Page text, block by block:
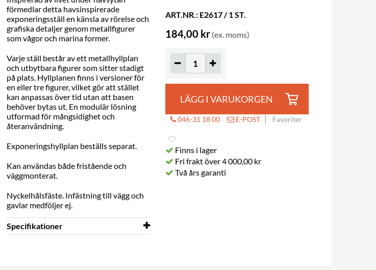
förmedlar detta havsinspirerade
exponeringsställ en känsla av rörelse och
grafiska detaljer genom metallfigurer
som vågor och marina former.
Varje ställ består av ett metallhyllplan
och utbytbara figurer som sitter stadigt
på plats. Hyllplanen finns i versioner för
en eller tre figurer, vilket gör att stället
kan anpassas över tid utan att basen
behöver bytas ut. En modulär lösning
utformad för mångsidighet och
återanvändning.
Exponeringshyllplan beställs separat.
Kan användas både fristående och
väggmonterat.
Nyckelhålsfäste. Infästning till vägg och
gavlar medföljer ej.
Specifikationer
ART.NR.: E2617 / 1 ST.
184,00 kr (ex. moms)
LÄGG I VARUKORGEN
046-31 18 00 E-POST Favoriter
Finns i lager
Fri frakt över 4 000,00 kr
Två års garanti